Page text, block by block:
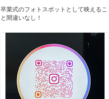
エッチングプレート
郵便ポスト
Post
卒業式のフォトスポットとして映えるこ
と間違いなし！